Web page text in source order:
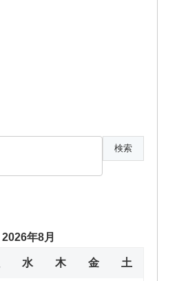
2026年8月
水 木 金 土